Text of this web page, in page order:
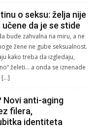
o seksu: želja nije
da je se stide
bude zahvalna na miru, a ne
žene ne gube seksualnost.
kako treba da izgledaju,
želeti… a onda se iznenade
[…]
Novi anti-aging
filera,
identiteta